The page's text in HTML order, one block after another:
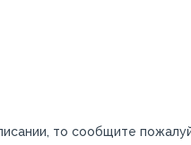
то сообщите